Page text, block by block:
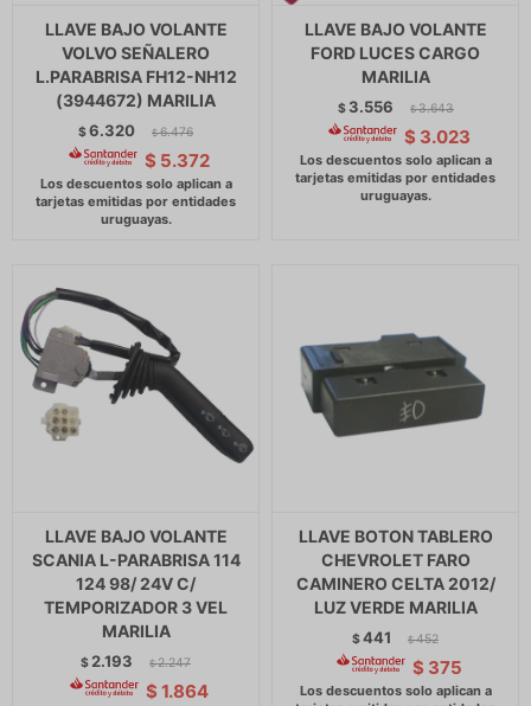
LLAVE BAJO VOLANTE
VOLVO SEÑALERO
L.PARABRISA FH12-NH12
(3944672) MARILIA
$6.320 $ 6.476
$ 5.372
LLAVE BAJO VOLANTE
FORD LUCES CARGO
MARILIA
$ 3.556 $ 3.643
$ 3.023
LLAVE BAJO VOLANTE
SCANIA L-PARABRISA 114
124 98/ 24V C/
TEMPORIZADOR 3 VEL
MARILIA
$ 2.193 $ 2.247
$ 1.864
LLAVE BOTON TABLERO
CHEVROLET FARO
CAMINERO CELTA 2012/
LUZ VERDE MARILIA
$441 $ 452
$ 375